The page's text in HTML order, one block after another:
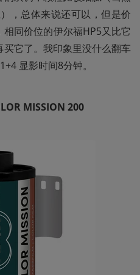
，总体来说还可以，但是价
同价位的伊尔福HP5又比它
它了。我印象里没什么翻车
显影时间8分钟。
MISSION 200